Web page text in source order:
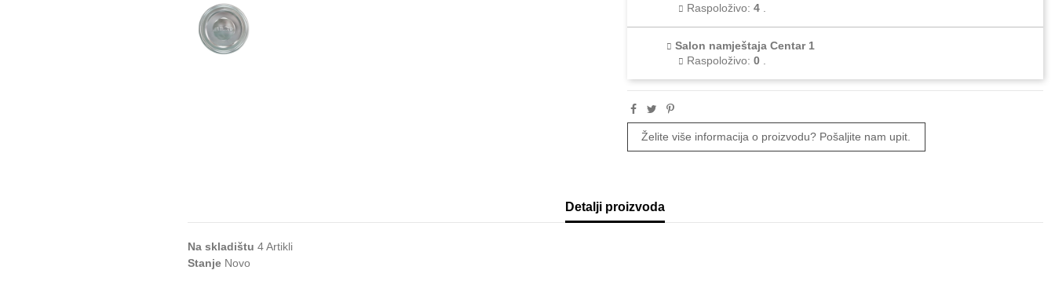
Raspoloživo: 4.
Salon namještaja Centar 1
Raspoloživo: 0.
Želite više informacija o proizvodu? Pošaljite nam upit.
Detalji proizvoda
Na skladištu 4 Artikli
Stanje Novo